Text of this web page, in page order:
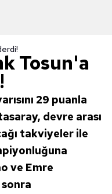
Tosun'a
29 puanla
devre arası
takviyeler ile
ve Emre